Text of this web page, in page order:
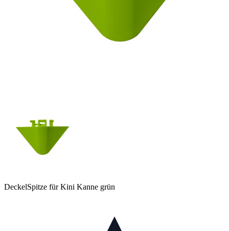
DeckelSpitze für Kini Kanne grün